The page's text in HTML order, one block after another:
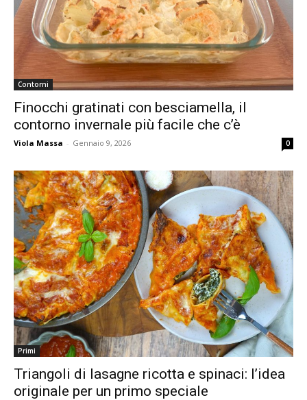
Contorni
Finocchi gratinati con besciamella, il
contorno invernale più facile che c’è
Viola Massa - Gennaio 9, 2026 0
Primi
Triangoli di lasagne ricotta e spinaci: l’idea
originale per un primo speciale